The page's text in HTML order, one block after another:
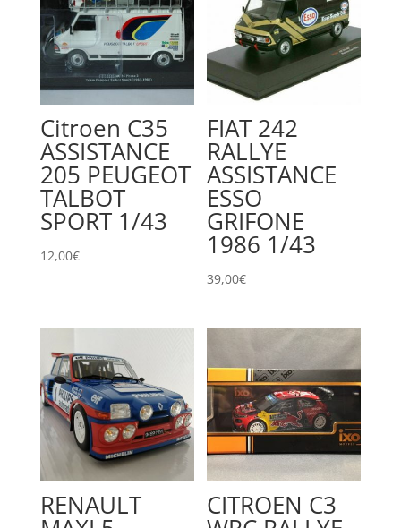
Citroen C35
ASSISTANCE
205 PEUGEOT
TALBOT
SPORT 1/43
12,00€
FIAT 242
RALLYE
ASSISTANCE
ESSO
GRIFONE
1986 1/43
39,00€
RENAULT CITROEN C3